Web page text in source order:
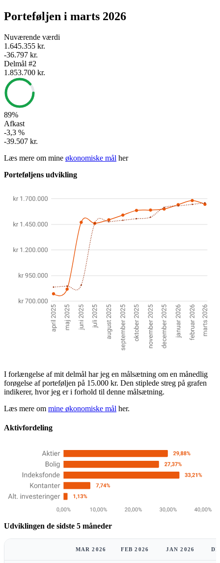
Porteføljen i marts 2026
Nuværende værdi
1.645.355 kr.
-36.797 kr.
Delmål #2
1.853.700 kr.
89%
Afkast
-3,3 %
-39.507 kr.
Læs mere om mine økonomiske mål her
Porteføljens udvikling
I forlængelse af mit delmål har jeg en målsætning om en månedlig
forøgelse af porteføljen på 15.000 kr. Den stiplede streg på grafen
indikerer, hvor jeg er i forhold til denne målsætning.
Læs mere om mine økonomiske mål her.
Aktivfordeling
Udviklingen de sidste 5 måneder
MAR 2026 FEB 2026 JAN 2026